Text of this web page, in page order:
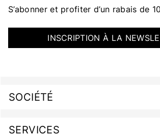
S’abonner et profiter d’un rabais de
INSCRIPTION À LA
SOCIÉTÉ
SERVICES